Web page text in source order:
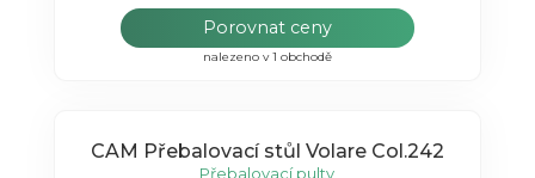
Porovnat ceny
nalezeno v 1 obchodě
CAM Přebalovací stůl Volare Col.242
Přebalovací pulty